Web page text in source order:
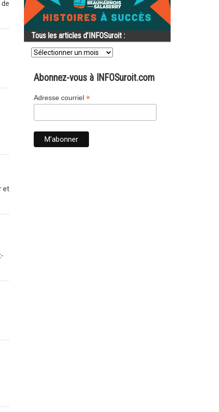
et
Tous les articles d’INFOSuroit :
Tous
les
d’INFOSuroit
Abonnez-vous à INFOSuroit.com
Adresse courriel *